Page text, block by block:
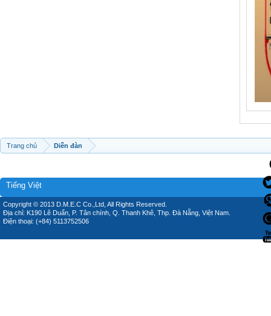
Trang chủ Diễn đàn
Tiếng Việt
Copyright © 2013 D.M.E.C Co.,Ltd, All Rights Reserved.
Địa chỉ: K190 Lê Duẩn, P. Tân chính, Q. Thanh Khê, Thp. Đà Nẵng, Việt Nam.
Điện thoại: (+84) 5113752506